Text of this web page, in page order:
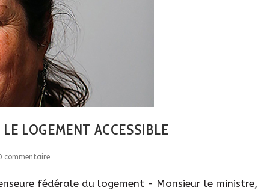
LOGEMENT ACCESSIBLE
commentaire
fédérale du logement - Monsieur le